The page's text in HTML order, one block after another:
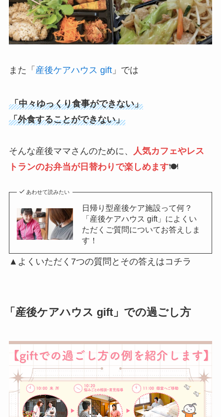
また「 産後ケアハウス gift」では
「中々ゆっくり食事ができない」
「外食することができない」
そんな産後ママさんのために、
人気カフェやレス
トランのお弁当が日替わりで楽しめます🍽️
あわせて読みたい
日帰り型産後ケア施設って何？
「産後ケアハウス gift」によくい
ただくご質問についてお答えしま
す！
▲よくいただく7つの質問とその答えはコチラ
「産後ケアハウス gift」での過ごし方